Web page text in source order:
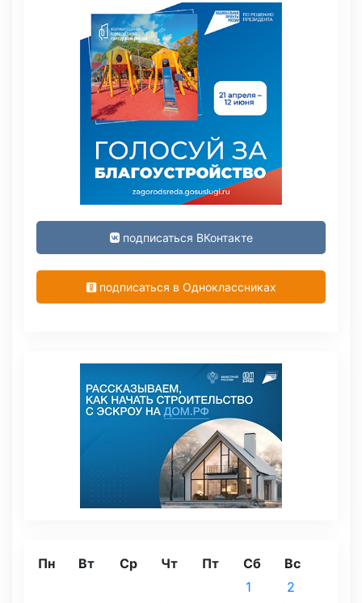
подписаться ВКонтакте
подписаться в Одноклассниках
Пн Вт Ср Чт Пт Сб Вс
1
2